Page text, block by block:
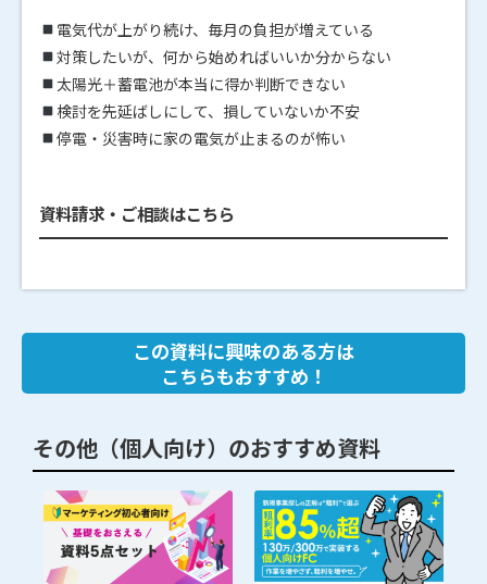
電気代が上がり続け、毎月の負担が増えている
対策したいが、何から始めればいいか分からない
太陽光＋蓄電池が本当に得か判断できない
検討を先延ばしにして、損していないか不安
停電・災害時に家の電気が止まるのが怖い
資料請求・ご相談はこちら
この資料に興味のある方は
こちらもおすすめ！
その他（個人向け）のおすすめ資料